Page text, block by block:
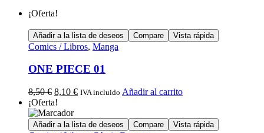
¡Oferta!
Añadir a la lista de deseos Compare Vista rápida
Comics / Libros, Manga
ONE PIECE 01
8,50€ 8,10 € IVA incluido Añadir al carrito
¡Oferta!
Añadir a la lista de deseos Compare Vista rápida